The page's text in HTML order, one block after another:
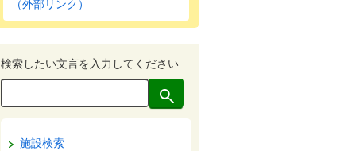
（外部リンク）
検索したい文言を入力してください
施設検索